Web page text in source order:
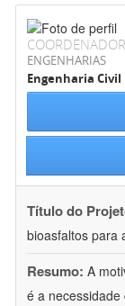
ENGENHARIAS
Engenharia Civil
Título do
bioasfaltos para
Resumo: A
é a